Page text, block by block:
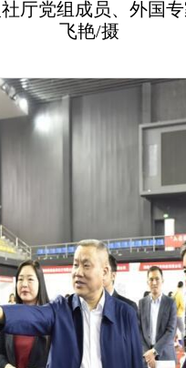
厅党组成员、外国
飞艳/摄